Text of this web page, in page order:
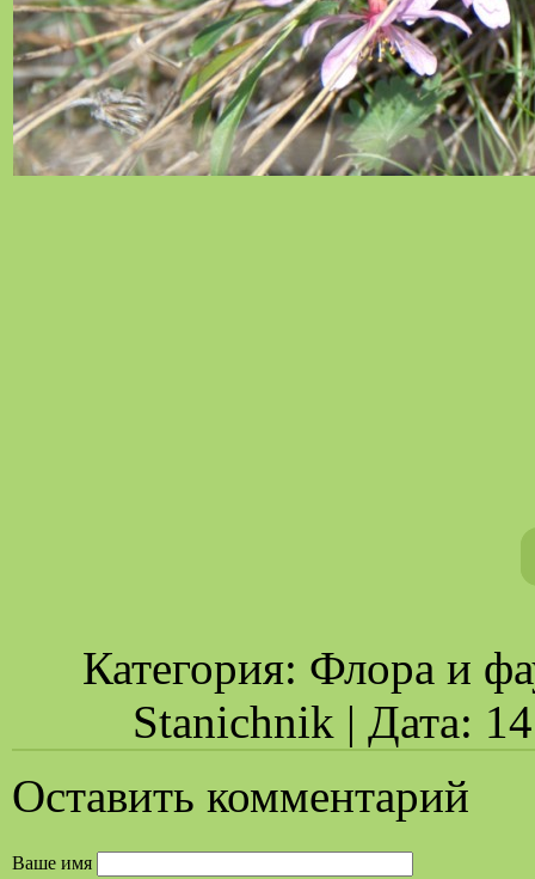
Категория: Флора и
Stanichnik | Дата:
Оставить комментарий
Ваше имя